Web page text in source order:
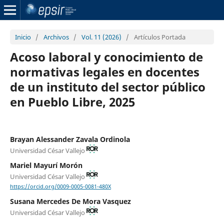
Inicio / Archivos / Vol. 11 (2026) / Artículos Portada
Acoso laboral y conocimiento de
normativas legales en docentes
de un instituto del sector público
en Pueblo Libre, 2025
Brayan Alessander Zavala Ordinola
Universidad César Vallejo
Mariel Mayurí Morón
Universidad César Vallejo
https://orcid.org/0009-0005-0081-480X
Susana Mercedes De Mora Vasquez
Universidad César Vallejo